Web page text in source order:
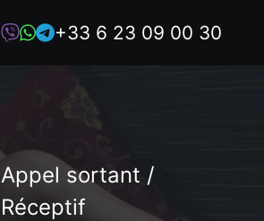
+33 6 23 09 00 30
Appel sortant /
Réceptif